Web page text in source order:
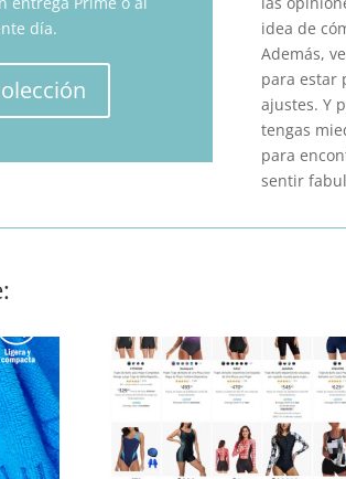
día.
idea de
Además,
para estar
ajustes. Y
tengas
para
sentir